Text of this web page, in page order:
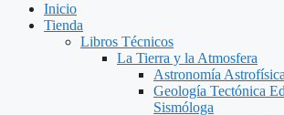
Inicio
Tienda
Libros Técnicos
La Tierra y la Atmosfera
Astronomía
Geología Tectónica
Sismóloga